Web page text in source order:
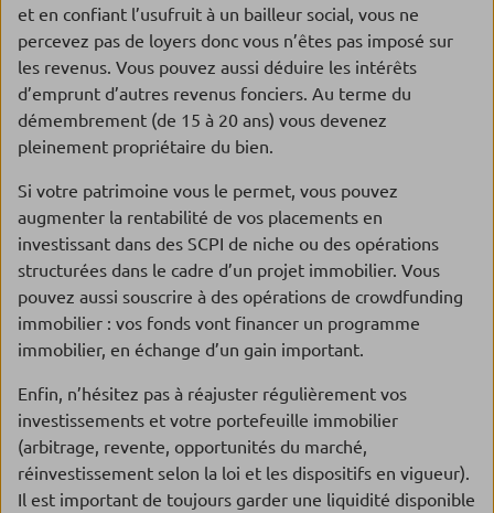
et en confiant l’usufruit à un bailleur social, vous ne
percevez pas de loyers donc vous n’êtes pas imposé sur
les revenus. Vous pouvez aussi déduire les intérêts
d’emprunt d’autres revenus fonciers. Au terme du
démembrement (de 15 à 20 ans) vous devenez
pleinement propriétaire du bien.
Si votre patrimoine vous le permet, vous pouvez
augmenter la rentabilité de vos placements en
investissant dans des SCPI de niche ou des opérations
structurées dans le cadre d’un projet immobilier. Vous
pouvez aussi souscrire à des opérations de crowdfunding
immobilier : vos fonds vont financer un programme
immobilier, en échange d’un gain important.
Enfin, n’hésitez pas à réajuster régulièrement vos
investissements et votre portefeuille immobilier
(arbitrage, revente, opportunités du marché,
réinvestissement selon la loi et les dispositifs en vigueur).
Il est important de toujours garder une liquidité disponible